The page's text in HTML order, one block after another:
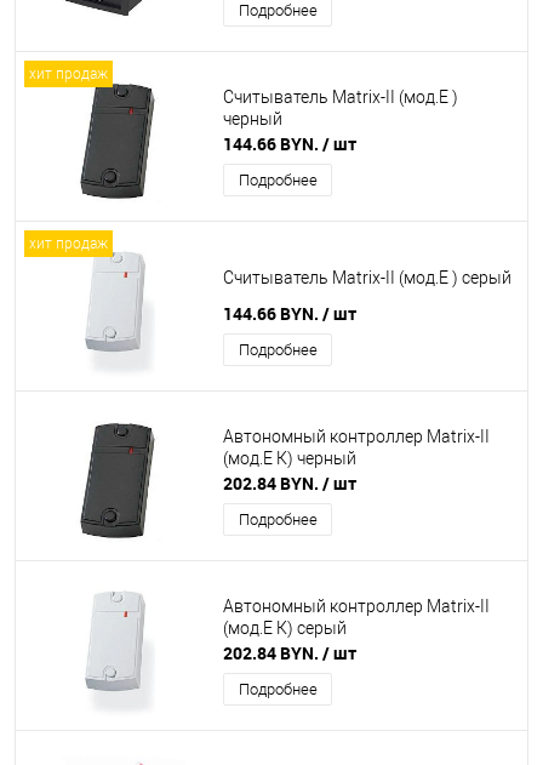
Подробнее
хит продаж
Считыватель Matrix-II (мод.E )
черный
144.66 BYN. / шт
Подробнее
хит продаж
Считыватель Matrix-II (мод.E ) серый
144.66 BYN. / шт
Подробнее
Автономный контроллер Matrix-II
(мод.Е К) черный
202.84 BYN. / шт
Подробнее
Автономный контроллер Matrix-II
(мод.Е К) серый
202.84 BYN. / шт
Подробнее